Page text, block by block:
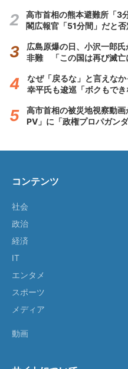
高市首相の熊本避難所「3
閣広報官「51分間」だと否
広島原爆の日、小沢一郎
非難 「この国は再び滅亡
なぜ「戻るな」と言えな
幸平氏も逡巡「ボクもでき
高市首相の被災地視察動
PV」に「政権プロパガン
コンテンツ
社会
政治
経済
IT
エンタメ
スポーツ
メディア
動画